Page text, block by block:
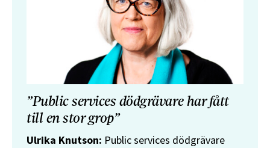
”Public services dödgrävare har fått
till en stor grop”
Ulrika Knutson: Public services dödgrävare